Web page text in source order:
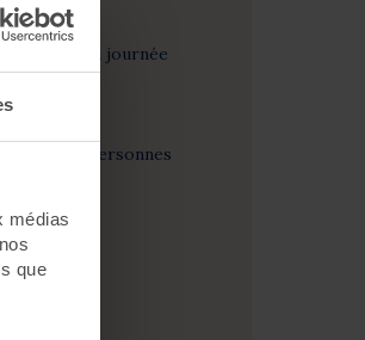
médias
que
toute la journée
une des personnes